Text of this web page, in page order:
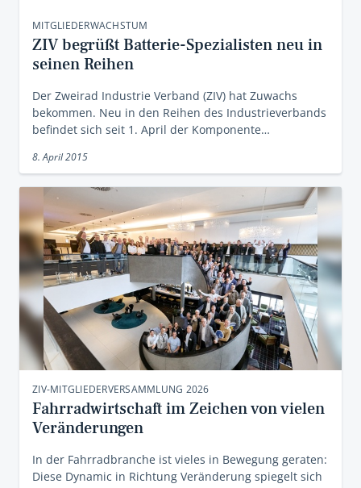
MITGLIEDERWACHSTUM
ZIV begrüßt Batterie-Spezialisten neu in
seinen Reihen
Der Zweirad Industrie Verband (ZIV) hat Zuwachs
bekommen. Neu in den Reihen des Industrieverbands
befindet sich seit 1. April der Komponente…
8. April 2015
ZIV-MITGLIEDERVERSAMMLUNG 2026
Fahrradwirtschaft im Zeichen von vielen
Veränderungen
In der Fahrradbranche ist vieles in Bewegung geraten:
Diese Dynamic in Richtung Veränderung spiegelt sich